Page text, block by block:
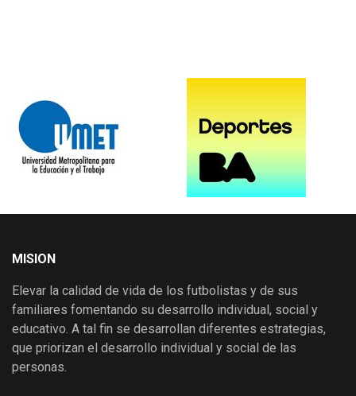
MISION
Elevar la calidad de vida de los futbolistas y de sus
familiares fomentando su desarrollo individual, social y
educativo. A tal fin se desarrollan diferentes estrategias,
que priorizan el desarrollo individual y social de las
personas.